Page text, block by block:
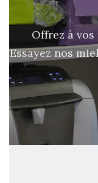
Offrez à
Essayez nos